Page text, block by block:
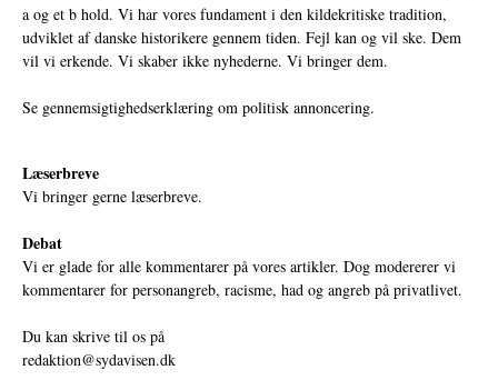
a og et b hold. Vi har vores fundament i den kildekritiske tradition,
udviklet af danske historikere gennem tiden. Fejl kan og vil ske. Dem
vil vi erkende. Vi skaber ikke nyhederne. Vi bringer dem.
Se gennemsigtighedserklæring om politisk annoncering.
Læserbreve
Vi bringer gerne læserbreve.
Debat
Vi er glade for alle kommentarer på vores artikler. Dog modererer vi
kommentarer for personangreb, racisme, had og angreb på privatlivet.
Du kan skrive til os på
redaktion@sydavisen.dk